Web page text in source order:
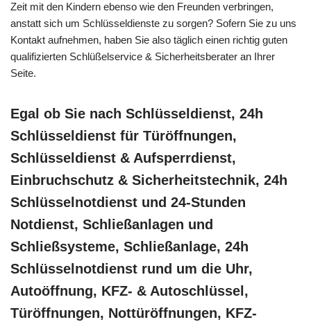
Zeit mit den Kindern ebenso wie den Freunden verbringen,
anstatt sich um Schlüsseldienste zu sorgen? Sofern Sie zu uns
Kontakt aufnehmen, haben Sie also täglich einen richtig guten
qualifizierten Schlüßelservice & Sicherheitsberater an Ihrer
Seite.
Egal ob Sie nach Schlüsseldienst, 24h
Schlüsseldienst für Türöffnungen,
Schlüsseldienst & Aufsperrdienst,
Einbruchschutz & Sicherheitstechnik, 24h
Schlüsselnotdienst und 24-Stunden
Notdienst, Schließanlagen und
Schließsysteme, Schließanlage, 24h
Schlüsselnotdienst rund um die Uhr,
Autoöffnung, KFZ- & Autoschlüssel,
Türöffnungen, Nottüröffnungen, KFZ-